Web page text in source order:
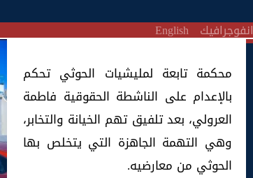
انفوجرافيك English
محكمة تابعة لمليشيات الحوثي تحكم
بالإعدام على الناشطة الحقوقية فاطمة
العرولي، بعد تلفيق تهم الخيانة والتخابر،
وهي التهمة الجاهزة التي يتخلص بها
الحوثي من معارضيه.